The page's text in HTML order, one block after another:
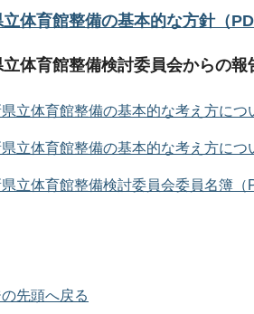
立体育館整備の基本的な方針（
立体育館整備検討委員会からの報
立体育館整備の基本的な考え方につ
立体育館整備の基本的な考え方につ
立体育館整備検討委員会委員名簿（
先頭へ戻る